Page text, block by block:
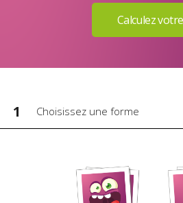
1 Choisissez une forme